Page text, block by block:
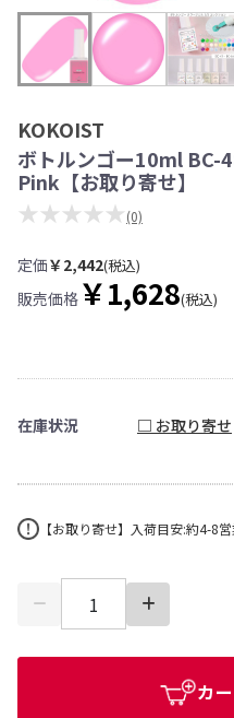
KOKOIST
ボトルンゴー10ml BC-
Pink【お取り寄せ】
★★★★★ (0)
定価￥2,442(税込)
販売価格 ￥1,628(税込)
在庫状況 □ お取り寄せ
【お取り寄せ】入荷目安:約4-8
カ